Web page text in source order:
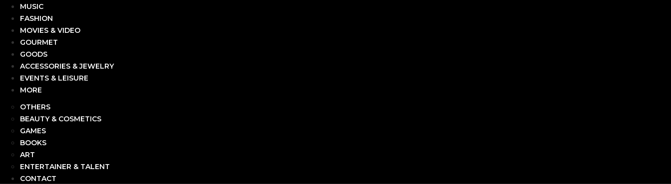
MUSIC
FASHION
MOVIES & VIDEO
GOURMET
GOODS
ACCESSORIES & JEWELRY
EVENTS & LEISURE
MORE
OTHERS
BEAUTY & COSMETICS
GAMES
BOOKS
ART
ENTERTAINER & TALENT
CONTACT